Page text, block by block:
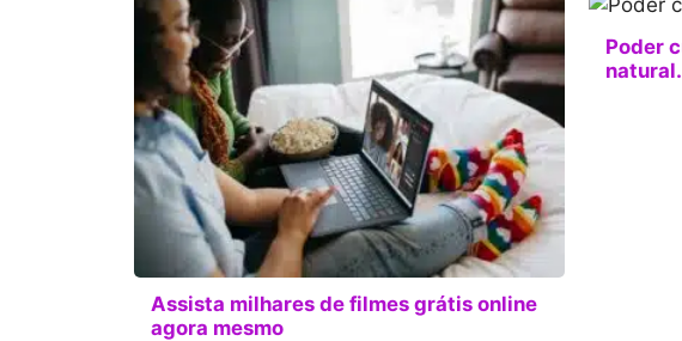
Assista milhares de filmes grátis online
agora mesmo
Poder
natural.